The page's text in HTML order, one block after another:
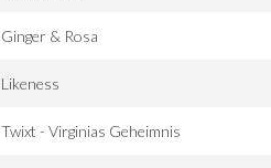
Ginger & Rosa
Likeness
Twixt - Virginias Geheimnis